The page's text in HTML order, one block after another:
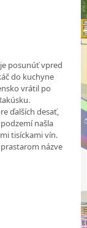
posunúť vpred
do kuchyne
vrátil po
ďalších desať,
našla
tisíckami vín.
názve